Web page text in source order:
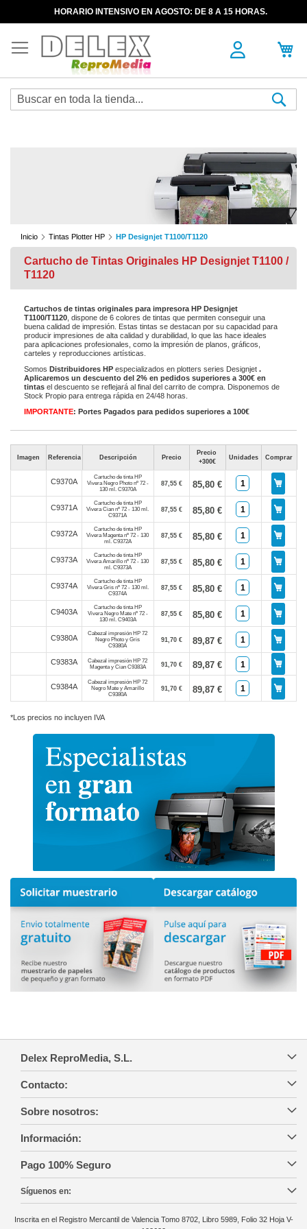
HORARIO INTENSIVO EN AGOSTO: DE 8 A 15 HORAS.
Inicio Tintas Plotter HP HP Designjet T1100/T1120
Cartucho de Tintas Originales HP Designjet T1100 /
T1120
Cartuchos de tintas originales para impresora HP Designjet
T1100/T1120 , dispone de 6 colores de tintas que permiten conseguir una
buena calidad de impresión. Estas tintas se destacan por su capacidad para
producir impresiones de alta calidad y durabilidad, lo que las hace ideales
para aplicaciones profesionales, como la impresión de planos, gráficos,
carteles y reproducciones artísticas.
Somos Distribuidores HP especializados en plotters series Designjet .
Aplicaremos un descuento del 2% en pedidos superiores a 300€ en
tintas el descuento se reflejará al final del carrito de compra. Disponemos de
Stock Propio para entrega rápida en 24/48 horas.
IMPORTANTE: Portes Pagados para pedidos superiores a 100€
Imagen Referencia Descripción Precio
Precio
+300€
Unidades Comprar
C9370A
Cartucho de tinta HP
Vivera Negro Photo nº 72 -
130 ml. C9370A
87,55 € 85,80 €
C9371A
Cartucho de tinta HP
Vivera Cian nº 72 - 130 ml.
C9371A
87,55 € 85,80 €
C9372A
Cartucho de tinta HP
Vivera Magenta nº 72 - 130
ml. C9372A
87,55 € 85,80 €
C9373A
Cartucho de tinta HP
Vivera Amarillo nº 72 - 130
ml. C9373A
87,55 € 85,80 €
C9374A
Cartucho de tinta HP
Vivera Gris nº 72 - 130 ml.
C9374A
87,55 € 85,80 €
C9403A
Cartucho de tinta HP
Vivera Negro Mate nº 72 -
130 ml. C9403A
87,55 € 85,80 €
C9380A
Cabezal impresión HP 72
Negro Photo y Gris
C9380A
91,70 € 89,87 €
C9383A
Cabezal impresión HP 72
Magenta y Cian C9383A
91,70 € 89,87 €
C9384A
Cabezal impresión HP 72
Negro Mate y Amarillo
C9380A
91,70 € 89,87 €
*Los precios no incluyen IVA
Delex ReproMedia, S.L.
Contacto:
Sobre nosotros:
Información:
Pago 100% Seguro
Síguenos en:
Inscrita en el Registro Mercantil de Valencia Tomo 8702, Libro 5989, Folio 32 Hoja V-